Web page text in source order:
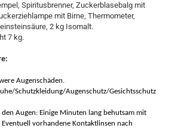
Spiritusbrenner, Zuckerblasebalg mit
mit Birne, Thermometer,
2 kg Isomalt.
7 kg.
Augenschäden.
Schutzkleidung/Augenschutz/Gesichtsschutz
Augen: Einige Minuten lang behutsam mit
Eventuell vorhandene Kontaktlinsen nach